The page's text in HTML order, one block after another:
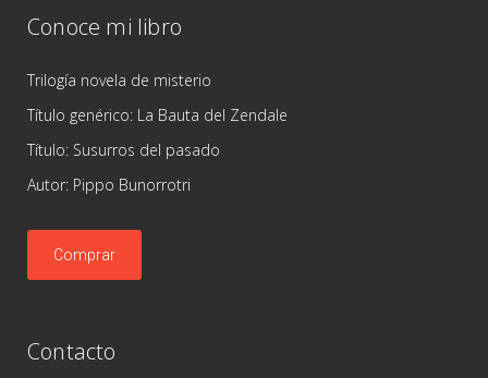
Conoce mi libro
Trilogía novela de misterio
Título genérico: La Bauta del Zendale
Título: Susurros del pasado
Autor: Pippo Bunorrotri
Comprar
Contacto